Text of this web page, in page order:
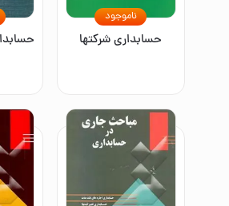
حسابداری شرکتها
ناموجود